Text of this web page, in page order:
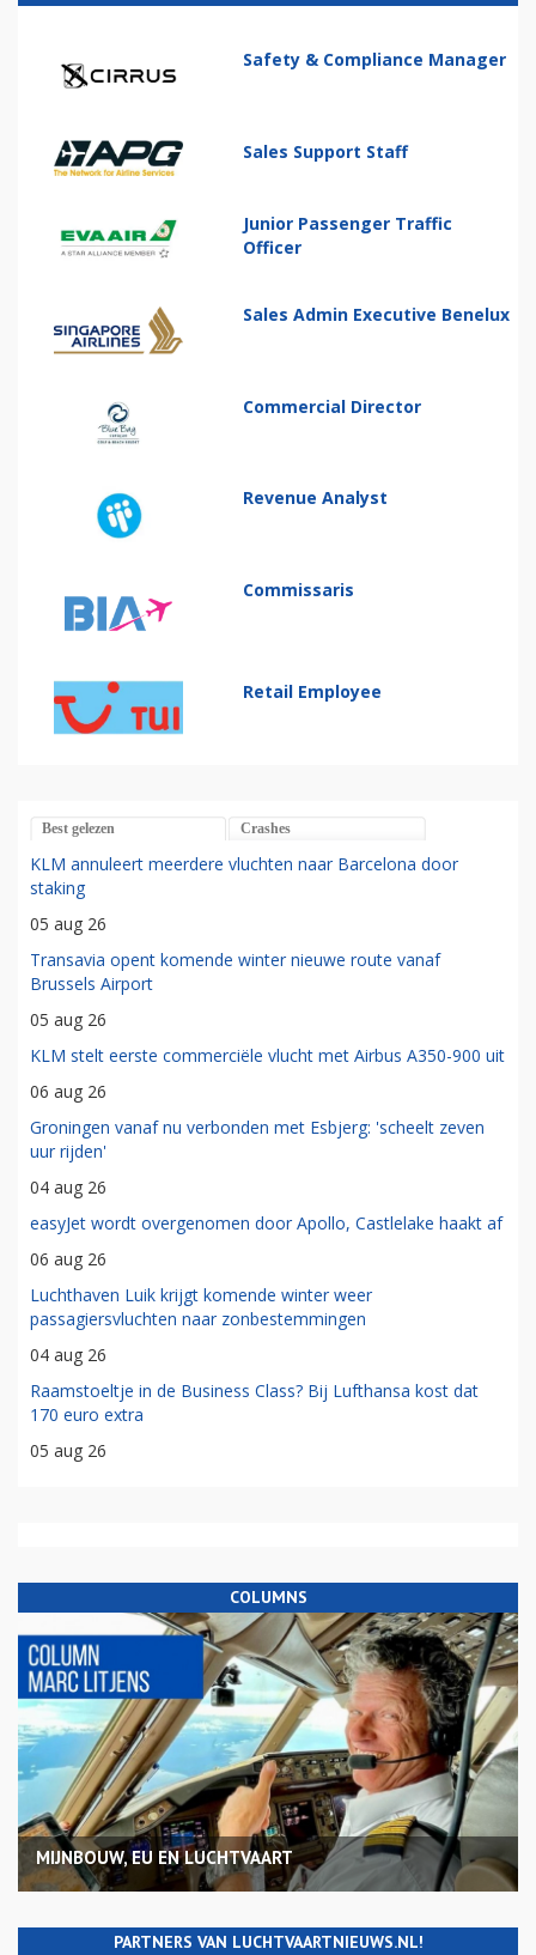
Safety & Compliance Manager
Sales Support Staff
Junior Passenger Traffic
Officer
Sales Admin Executive Benelux
Commercial Director
Revenue Analyst
Commissaris
Retail Employee
Best gelezen Crashes
KLM annuleert meerdere vluchten naar Barcelona door
staking
05 aug 26
Transavia opent komende winter nieuwe route vanaf
Brussels Airport
05 aug 26
KLM stelt eerste commerciële vlucht met Airbus A350-900 uit
06 aug 26
Groningen vanaf nu verbonden met Esbjerg: 'scheelt zeven
uur rijden'
04 aug 26
easyJet wordt overgenomen door Apollo, Castlelake haakt af
06 aug 26
Luchthaven Luik krijgt komende winter weer
passagiersvluchten naar zonbestemmingen
04 aug 26
Raamstoeltje in de Business Class? Bij Lufthansa kost dat
170 euro extra
05 aug 26
COLUMNS
MIJNBOUW, EU EN LUCHTVAART
PARTNERS VAN LUCHTVAARTNIEUWS.NL!